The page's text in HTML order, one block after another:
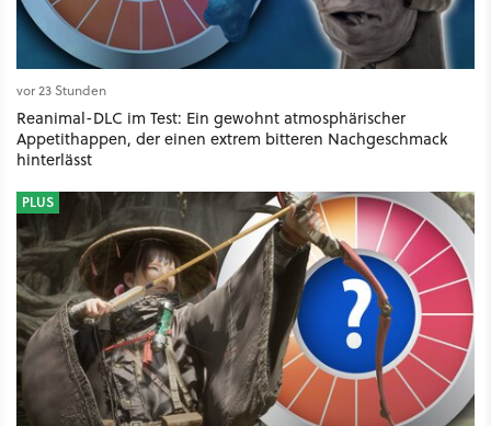
vor 23 Stunden
Reanimal-DLC im Test: Ein gewohnt atmosphärischer
Appetithappen, der einen extrem bitteren Nachgeschmack
hinterlässt
PLUS